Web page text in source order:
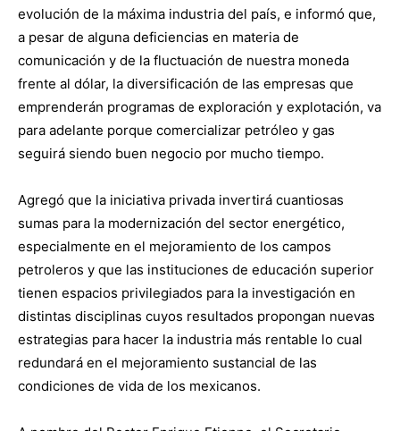
evolución de la máxima industria del país, e informó que,
a pesar de alguna deficiencias en materia de
comunicación y de la fluctuación de nuestra moneda
frente al dólar, la diversificación de las empresas que
emprenderán programas de exploración y explotación, va
para adelante porque comercializar petróleo y gas
seguirá siendo buen negocio por mucho tiempo.
Agregó que la iniciativa privada invertirá cuantiosas
sumas para la modernización del sector energético,
especialmente en el mejoramiento de los campos
petroleros y que las instituciones de educación superior
tienen espacios privilegiados para la investigación en
distintas disciplinas cuyos resultados propongan nuevas
estrategias para hacer la industria más rentable lo cual
redundará en el mejoramiento sustancial de las
condiciones de vida de los mexicanos.